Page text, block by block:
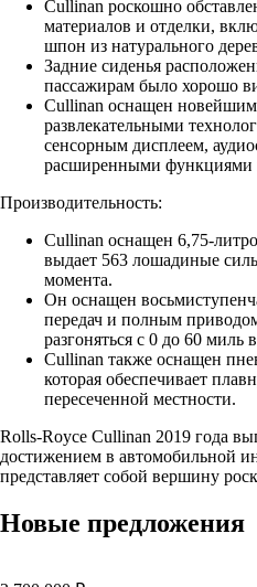
Cullinan роскошно
материалов и отделки,
шпон из натурального
Задние сиденья
пассажирам было хорошо
Cullinan оснащен
развлекательными
сенсорным дисплеем,
расширенными
Производительность:
Cullinan оснащен 6,75-
выдает 563 лошадиные
момента.
Он оснащен
передач и полным
разгоняться с 0 до 60 миль
Cullinan также оснащен
которая обеспечивает
пересеченной местности.
Rolls-Royce Cullinan 2019 года
достижением в автомобильной
представляет собой вершину
Новые предложения